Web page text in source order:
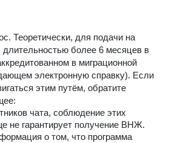
Теоретически, для подачи на
более 6 месяцев в
в миграционной
электронную справку). Если
этим путём, обратите
чата, соблюдение этих
не гарантирует получение ВНЖ.
о том, что программа